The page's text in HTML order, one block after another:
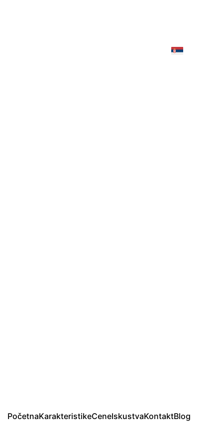
PočetnaKarakteristikeCeneIskustvaKontaktBlog